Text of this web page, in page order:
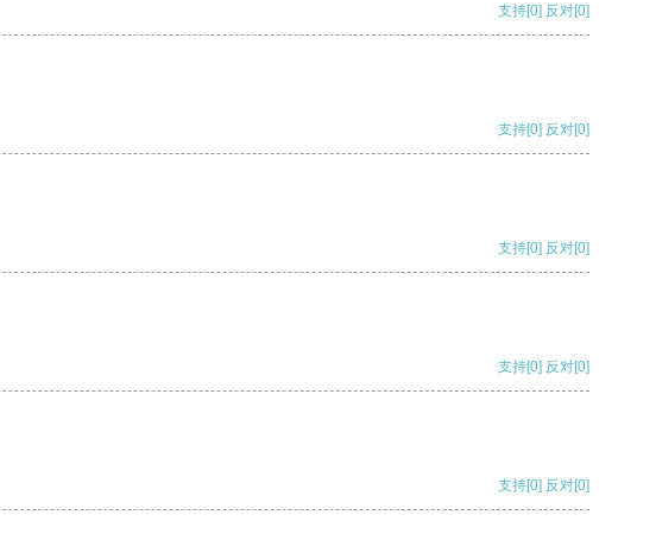
支持[0] 反对[0]
支持[0] 反对[0]
支持[0] 反对[0]
支持[0] 反对[0]
支持[0] 反对[0]